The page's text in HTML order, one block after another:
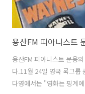
용산FM 피아니스트
용산FM 피아니스트 문용
다.11월 24일 영국 록그룹
다영에서는 "영화는 핑계